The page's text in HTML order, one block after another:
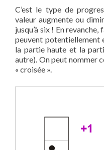
C’est le type de
valeur augmente ou
jusqu’à six ! En
peuvent potentiellement
la partie haute et la
autre). On peut nommer
« croisée ».